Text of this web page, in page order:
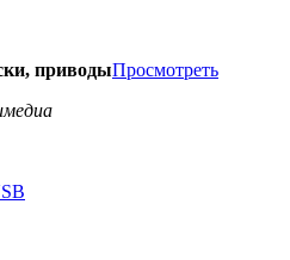
приводыПросмотреть